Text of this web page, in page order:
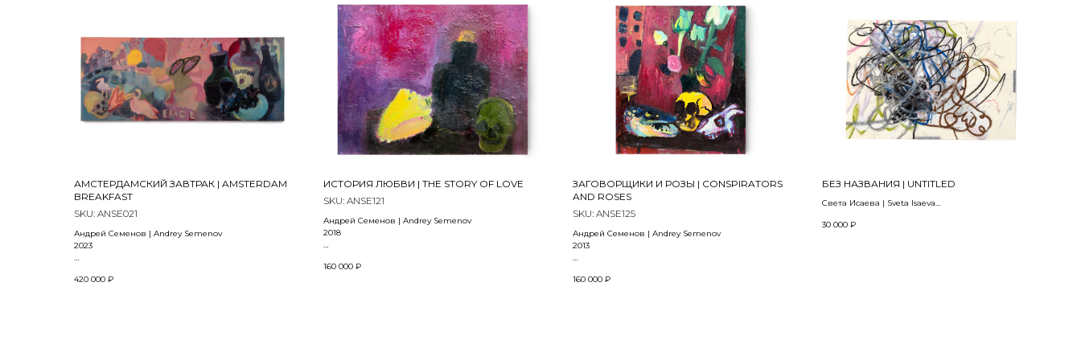
АМСТЕРДАМСКИЙ ЗАВТРАК | AMSTERDAM
BREAKFAST
SKU: ANSE021
Андрей Семенов | Andrey Semenov
2023
62 x 150 см
420 000 ₽
ИСТОРИЯ ЛЮБВИ | THE STORY OF LOVE
SKU: ANSE121
Андрей Семенов | Andrey Semenov
2018
73 x 92 см
160 000 ₽
ЗАГОВОРЩИКИ И РОЗЫ | CONSPIRATORS
AND ROSES
SKU: ANSE125
Андрей Семенов | Andrey Semenov
2013
80 x 70 см
160 000 ₽
БЕЗ НАЗВАНИЯ | UNTITLED
Света Исаева | Sveta Isaeva
30 000 ₽